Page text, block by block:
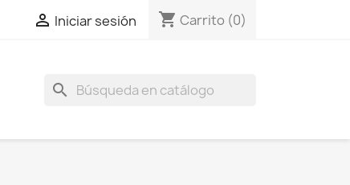
 Iniciar sesión shopping_cart Carrito (0)
search